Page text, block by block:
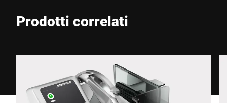
Prodotti correlati